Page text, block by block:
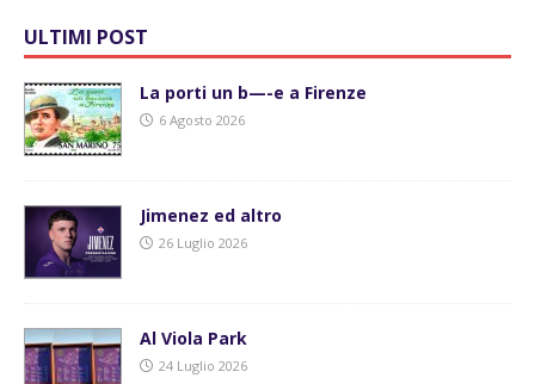
ULTIMI POST
La porti un b—-e a Firenze
6 Agosto 2026
Jimenez ed altro
26 Luglio 2026
Al Viola Park
24 Luglio 2026